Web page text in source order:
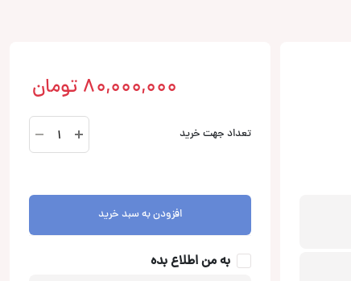
80,000,000 تومان
تعداد جهت خرید
DSP4.6
پروسسور
عدد
افزودن به سبد خرید
به من اطلاع بده